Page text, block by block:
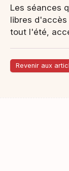
Les séances
libres d'accès
tout l'été,
Revenir aux